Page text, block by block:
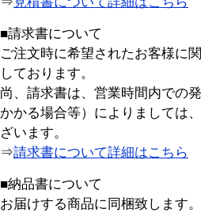
■請求書について
ご注文時に希望されたお客様に
しております。
尚、請求書は、営業時間内での
かかる場合等）によりましては
ざいます。
⇒請求書について詳細はこちら
■納品書について
お届けする商品に同梱致します。